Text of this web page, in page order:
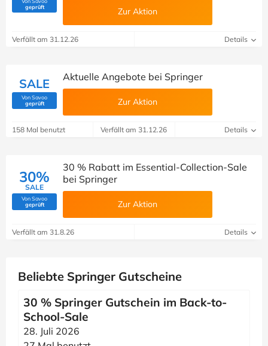
geprüft(Von Savoo geprüft)
Zur Aktion
Verfällt am 31.12.26 Details
SALE
Von Savoo
geprüft(Von Savoo geprüft)
Aktuelle Angebote bei Springer
Zur Aktion
158 Mal benutzt Verfällt am 31.12.26 Details
30%
SALE
Von Savoo
geprüft(Von Savoo geprüft)
30 % Rabatt im Essential-Collection-Sale
bei Springer
Zur Aktion
Verfällt am 31.8.26 Details
Beliebte Springer Gutscheine
30 % Springer Gutschein im Back-to-
School-Sale
28. Juli 2026